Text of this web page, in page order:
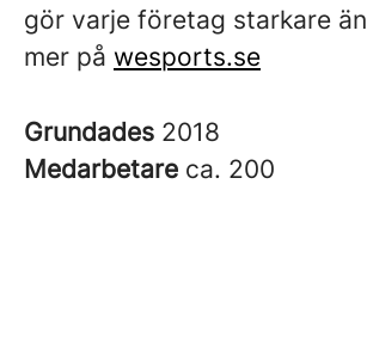
gör varje företag starkare
mer på wesports.se
Grundades 2018
Medarbetare ca. 200